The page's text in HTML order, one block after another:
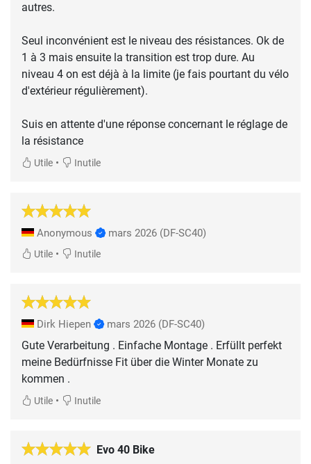
autres.
Seul inconvénient est le niveau des résistances. Ok de
1 à 3 mais ensuite la transition est trop dure. Au
niveau 4 on est déjà à la limite (je fais pourtant du vélo
d'extérieur régulièrement).
Suis en attente d'une réponse concernant le réglage de
la résistance
Utile • Inutile
Anonymous mars 2026 (DF-SC40)
Utile • Inutile
Dirk Hiepen mars 2026 (DF-SC40)
Gute Verarbeitung . Einfache Montage . Erfüllt perfekt
meine Bedürfnisse Fit über die Winter Monate zu
kommen .
Utile • Inutile
Evo 40 Bike